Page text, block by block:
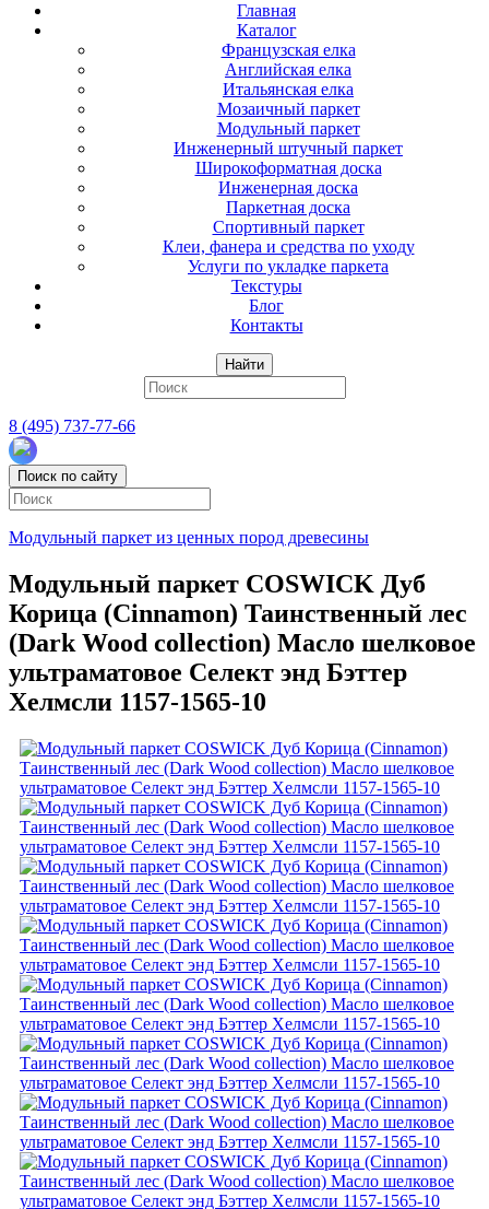
Главная
Каталог
Французская елка
Английская елка
Итальянская елка
Мозаичный паркет
Модульный паркет
Инженерный штучный паркет
Широкоформатная доска
Инженерная доска
Паркетная доска
Спортивный паркет
Клеи, фанера и средства по уходу
Услуги по укладке паркета
Текстуры
Блог
Контакты
Найти
8 (495) 737-77-66
Поиск по сайту
Модульный паркет из ценных пород древесины
Модульный паркет COSWICK Дуб
Корица (Cinnamon) Таинственный лес
(Dark Wood collection) Масло шелковое
ультраматовое Селект энд Бэттер
Хелмсли 1157-1565-10